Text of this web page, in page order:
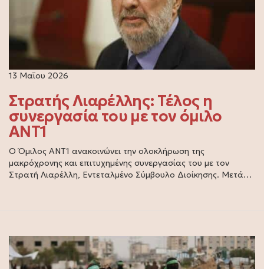
13 Μαΐου 2026
Στρατής Λιαρέλλης: Τέλος η
συνεργασία του με τον όμιλο
ΑΝΤ1
Ο Όμιλος ΑΝΤ1 ανακοινώνει την ολοκλήρωση της
μακρόχρονης και επιτυχημένης συνεργασίας του με τον
Στρατή Λιαρέλλη, Εντεταλμένο Σύμβουλο Διοίκησης. Μετά…